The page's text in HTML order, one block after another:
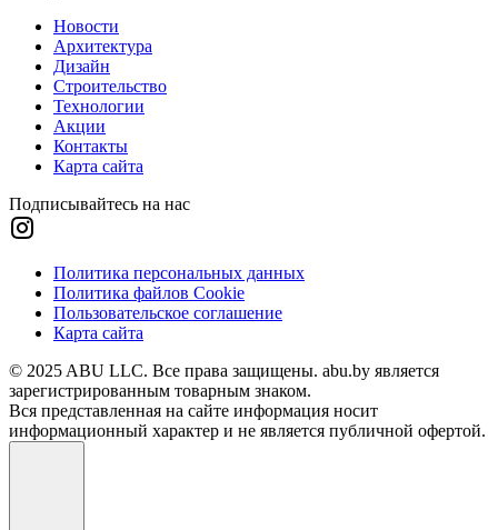
Новости
Архитектура
Дизайн
Строительство
Технологии
Акции
Контакты
Карта сайта
Подписывайтесь на нас
Политика персональных данных
Политика файлов Cookie
Пользовательское соглашение
Карта сайта
© 2025 ABU LLC. Все права защищены. abu.by является
зарегистрированным товарным знаком.
Вся представленная на сайте информация носит
информационный характер и не является публичной офертой.